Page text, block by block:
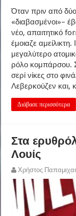
Όταν πριν από δύο
«διαβασμένοι»–
νέο, απαιτητικό
έμοιαζε
μεγαλύτερο
ρόλο κομπάρσου.
σερί νίκες στο
Λεβερκούζεν και,
Διάβασε περισσότερα
Στα
Λουίς
Χρήστος